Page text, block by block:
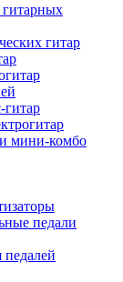
гитар
гитар
мини-комбо
педали
педалей